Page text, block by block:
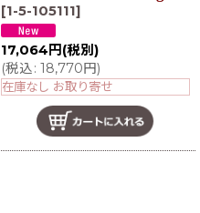
[1-5-105111]
17,064 円 (税別)
(税込: 18,770円)
在庫なし お取り寄せ